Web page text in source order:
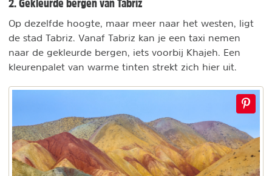
2. Gekleurde bergen van Tabriz
Op dezelfde hoogte, maar meer naar het westen, ligt
de stad Tabriz. Vanaf Tabriz kan je een taxi nemen
naar de gekleurde bergen, iets voorbij Khajeh. Een
kleurenpalet van warme tinten strekt zich hier uit.